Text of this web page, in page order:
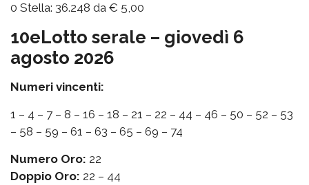
0 Stella: 36.248 da € 5,00
10eLotto serale – giovedì 6
agosto 2026
Numeri vincenti:
1 – 4 – 7 – 8 – 16 – 18 – 21 – 22 – 44 – 46 – 50 – 52 – 53
– 58 – 59 – 61 – 63 – 65 – 69 – 74
Numero Oro: 22
Doppio Oro: 22 – 44